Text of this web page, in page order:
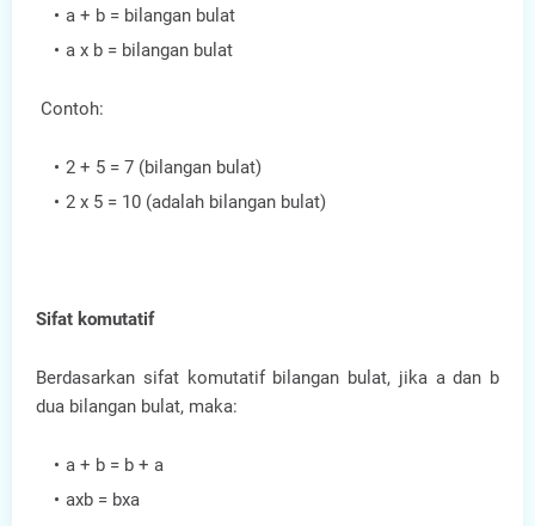
a + b = bilangan bulat
a x b = bilangan bulat
Contoh:
2 + 5 = 7 (bilangan bulat)
2 x 5 = 10 (adalah bilangan bulat)
Sifat komutatif
Berdasarkan sifat komutatif bilangan bulat, jika a dan b
dua bilangan bulat, maka:
a + b = b + a
axb = bxa